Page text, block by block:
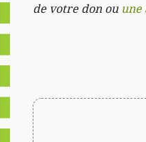
de votre don ou